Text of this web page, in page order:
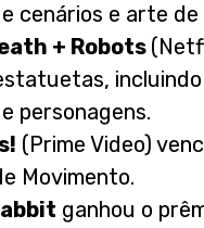
cenários e arte de
+ Robots
incluindo
personagens.
(Prime Video)
Movimento.
ganhou o